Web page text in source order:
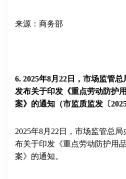
来源：商务部
6. 2025年8月 22 日，市场监管
发布关于印发《重点劳动防护
案》的通知（市监质监发〔
2025年8月 22 日，市场监管总
布关于印发《重点劳动防护用
案》的通知。